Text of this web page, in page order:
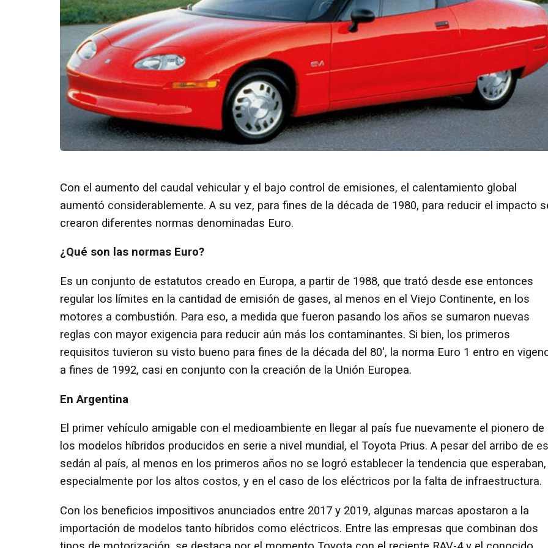
Con el aumento del caudal vehicular y el bajo control de emisiones, el calentamiento global
aumentó considerablemente. A su vez, para fines de la década de 1980, para reducir el impacto
crearon diferentes normas denominadas Euro.
¿Qué son las normas Euro?
Es un conjunto de estatutos creado en Europa, a partir de 1988, que trató desde ese entonces
regular los límites en la cantidad de emisión de gases, al menos en el Viejo Continente, en los
motores a combustión. Para eso, a medida que fueron pasando los años se sumaron nuevas
reglas con mayor exigencia para reducir aún más los contaminantes. Si bien, los primeros
requisitos tuvieron su visto bueno para fines de la década del 80', la norma Euro 1 entro en
a fines de 1992, casi en conjunto con la creación de la Unión Europea.
En Argentina
El primer vehículo amigable con el medioambiente en llegar al país fue nuevamente el pionero de
los modelos híbridos producidos en serie a nivel mundial, el Toyota Prius. A pesar del arribo de
sedán al país, al menos en los primeros años no se logró establecer la tendencia que esperaban,
especialmente por los altos costos, y en el caso de los eléctricos por la falta de infraestructura.
Con los beneficios impositivos anunciados entre 2017 y 2019, algunas marcas apostaron a la
importación de modelos tanto híbridos como eléctricos. Entre las empresas que combinan dos